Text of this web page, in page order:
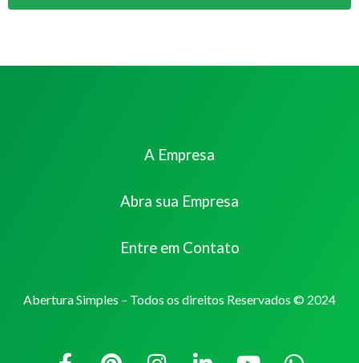
A Empresa
Abra sua Empresa
Entre em Contato
Abertura Simples – Todos os direitos Reservados © 2024